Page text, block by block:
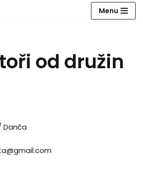
Menu
od družin
Danča